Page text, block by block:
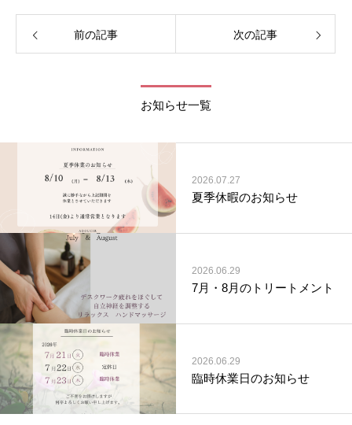
前の記事 次の記事
お知らせ一覧
2026.07.27
夏季休暇のお知らせ
2026.06.29
7月・8月のトリートメント
2026.06.29
臨時休業日のお知らせ